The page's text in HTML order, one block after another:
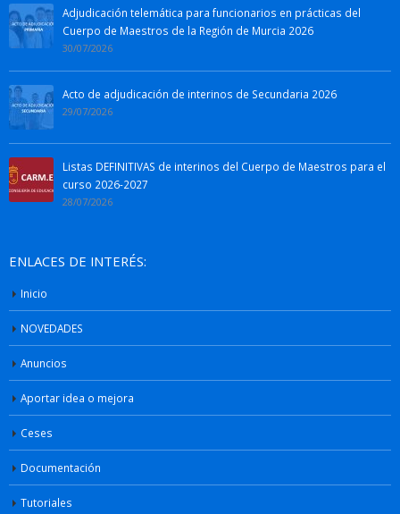
Adjudicación telemática para funcionarios en prácticas del
Cuerpo de Maestros de la Región de Murcia 2026
30/07/2026
Acto de adjudicación de interinos de Secundaria 2026
29/07/2026
Listas DEFINITIVAS de interinos del Cuerpo de Maestros para el
curso 2026-2027
28/07/2026
ENLACES DE INTERÉS:
Inicio
NOVEDADES
Anuncios
Aportar idea o mejora
Ceses
Documentación
Tutoriales